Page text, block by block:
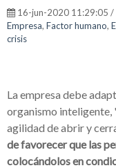
16-jun-2020 11:29:05 /
Empresa, Factor humano,
crisis
La empresa debe
organismo inteligente,
agilidad de abrir y
de favorecer que las
colocándolos en